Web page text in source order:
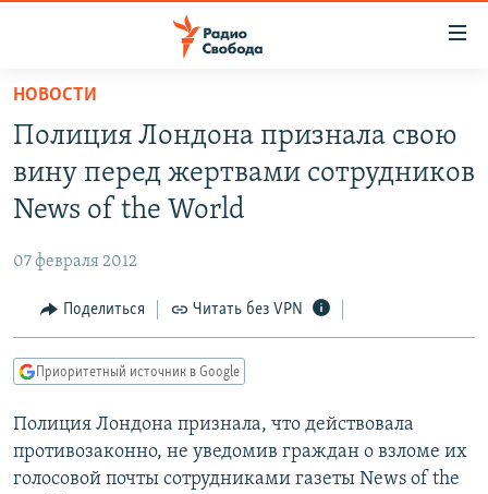
упрощенного
доступа
основному
Вернутся
Вернутся
поиску
ПОДКАСТЫ
АВТОРСКИЕ ПРОЕКТЫ
МНЕНИЯ
КУЛЬТУРА
КАВКАЗ.РЕАЛИИ
СЕВЕР.РЕАЛИИ
СИБИРЬ.РЕАЛИИ
НОВОСТИ
Полиция Лондона признала свою
вину перед жертвами сотрудников
News of the World
07 февраля 2012
Поделиться Читать без VPN
Приоритетный источник в Google
Полиция Лондона признала, что действовала
противозаконно, не уведомив граждан о взломе их
голосовой почты сотрудниками газеты News of the